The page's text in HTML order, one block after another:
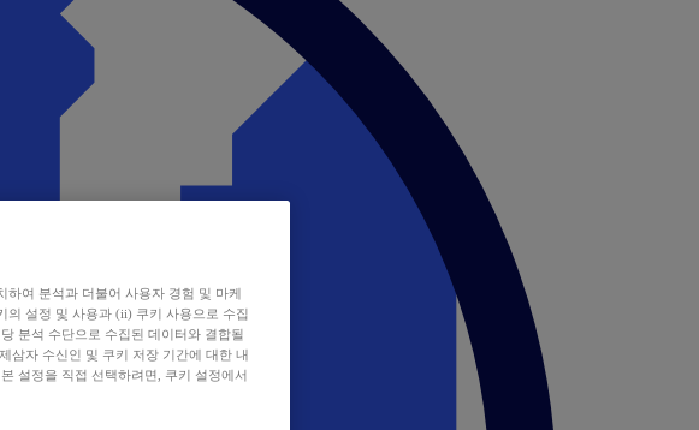
하여 분석과 더불어 사용자 경험 및 마케
의 설정 및 사용과 (ii) 쿠키 사용으로 수집
분석 수단으로 수집된 데이터와 결합될
삼자 수신인 및 쿠키 저장 기간에 대한 내
설정을 직접 선택하려면, 쿠키 설정에서